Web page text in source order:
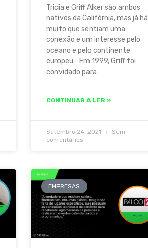
Tricia e Griff Alker são ambos
nativos da Califórnia, mas já há
muito que sentiam uma
conexão e um interesse pelo
oceano e pelo continente
europeu. Em 1999, Griff foi
convidado para
CONTINUAR A LER »
Setembro 24, 2021
Sem
comentários
EMPRESAS